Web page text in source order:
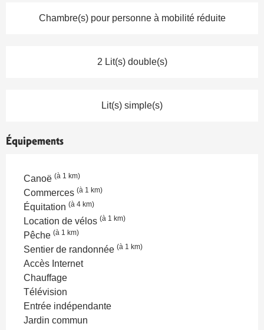
Chambre(s) pour personne à mobilité réduite
2 Lit(s) double(s)
Lit(s) simple(s)
Équipements
Canoë (à 1 km)
Commerces (à 1 km)
Équitation (à 4 km)
Location de vélos (à 1 km)
Pêche (à 1 km)
Sentier de randonnée (à 1 km)
Accès Internet
Chauffage
Télévision
Entrée indépendante
Jardin commun